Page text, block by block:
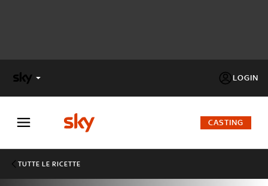
LOGIN
FACTOR
CASTING
TUTTE LE RICETTE